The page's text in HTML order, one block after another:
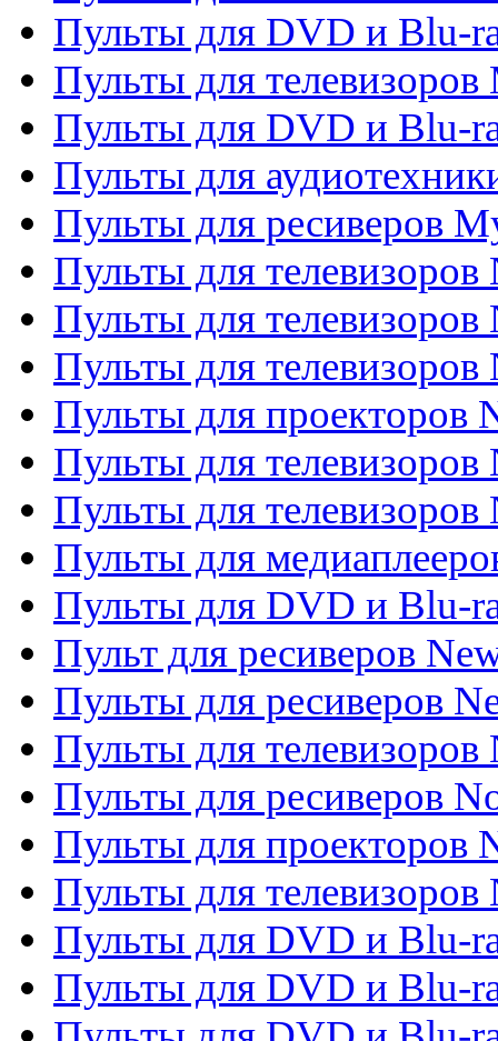
Пульты для DVD и Blu-
Пульты для телевизоров
Пульты для DVD и Blu-
Пульты для
Пульты для ресиверов
Пульты для телевизоров
Пульты для телевизоров
Пульты для телевизоров
Пульты для проекторов
Пульты для телевизоров
Пульты для телевизоров
Пульты для
Пульты для DVD и Blu-
Пульт для ресиверов
Пульты для ресиверов
Пульты для телевизоров
Пульты для ресиверов
Пульты для проекторов
Пульты для телевизоров
Пульты для DVD и Blu-
Пульты для DVD и Blu-